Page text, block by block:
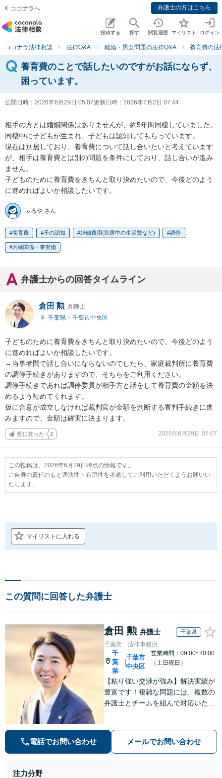
ココナラへ 弁護士の方はこちら
投稿する 探す 閲覧履歴 マイリスト ログイン
ココナラ法律相談 法律Q&A 離婚・男女問題の法律Q&A 養育費の法
養育費のことで話したいのですがお話にならず、
困っています。
公開日時： 2026年6月29日 05:07更新日時： 2026年7月2日 07:44
相手の方とは婚姻関係はありませんが、約5年間同棲していました。
同棲中に子どもが生まれ、子どもは認知してもらっています。
現在は別居しており、養育費について話し合いたいと考えています
が、相手は養育費とは別の問題を条件にしており、話し合いが進み
ません。
子どものために養育費をきちんと取り決めたいので、今後どのよう
に進めればよいか相談したいです。
ふるや さん
養育費 子の認知 婚姻費用(別居中の生活費など) 調停
内縁関係・事実婚
弁護士からの回答タイムライン
倉田 勲 弁護士
千葉県 > 千葉市中央区
子どものために養育費をきちんと取り決めたいので、今後どのよう
に進めればよいか相談したいです。
→当事者間で話し合いにならないのでしたら、家庭裁判所に養育費
の調停手続きがありますので、そちらをご利用ください。
調停手続きであれば調停委員が相手方と話をして養育費の金額を決
めるよう勧めてくれます。
仮に合意が成立しなければ裁判官が金額を判断する審判手続きに進
みますので、金額は確実に決まります。
役に立った 2 2026年6月29日 05:07
この投稿は、2026年6月29日時点の情報です。
ご自身の責任のもと適法性・有用性を考慮してご利用いただくようお願いい
たします。
マイリストに入れる
この質問に回答した弁護士
倉田 勲 弁護士 千葉県
千葉第一法律事務所
千
葉
県
千葉市
中央区
営業時間：09:00~20:00
（土日祝日）
【粘り強い交渉が強み】解決実績が
豊富です！複雑な問題には、複数の
弁護士とチームを組んで対応いたし
添い、不安を軽減します。まずはお
気軽にご相談ください。
電話でお問い合わせ メールでお問い合わせ
注力分野